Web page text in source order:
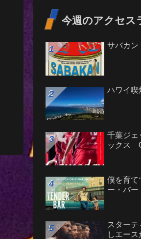
今週のアクセス
サバカン
ハワイ喫
千葉ジェ
ックス
僕を育て
ー・バー
スター
しエース